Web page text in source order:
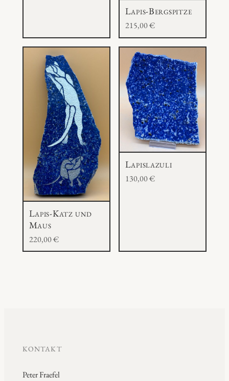
Lapis-Bergspitze
215,00€
Lapis-Katz und
Maus
220,00€
Lapislazuli
130,00€
KONTAKT
Peter Fraefel